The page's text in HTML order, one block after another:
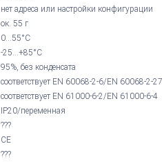
нет адреса или настройки конфигурации
ок. 55 г
0...55°С
-25...+85°С
95%, без конденсата
соответствует EN 60068-2-6/EN 60068-2-27
соответствует EN 61000-6-2/EN 61000-6-4
IP20/переменная
???
CE
???